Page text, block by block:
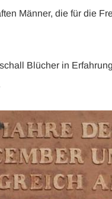
Männer, die für die
Blücher in